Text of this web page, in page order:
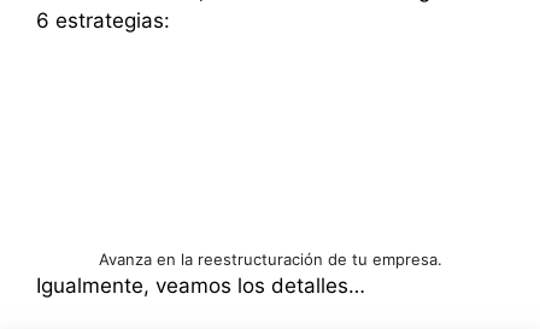
6 estrategias:
Avanza en la reestructuración de tu empresa.
Igualmente, veamos los detalles…